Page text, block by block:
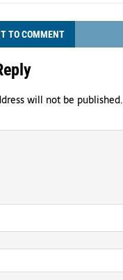
TO COMMENT
will not be published.